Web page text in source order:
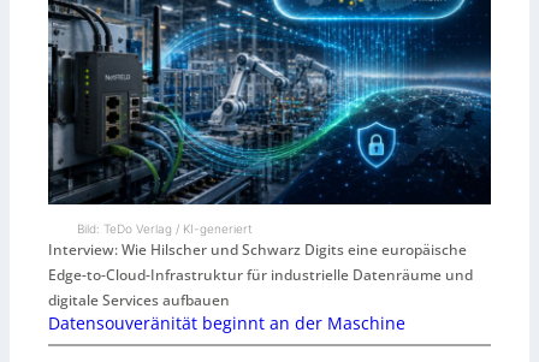
Bild: TeDo Verlag / KI-generiert
Interview: Wie Hilscher und Schwarz Digits eine europäische
Edge-to-Cloud-Infrastruktur für industrielle Datenräume und
digitale Services aufbauen
Datensouveränität beginnt an der Maschine